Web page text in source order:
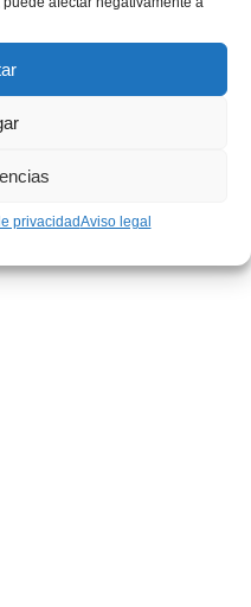
privacidadAviso legal